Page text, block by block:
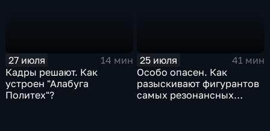
27 июля
14 мин
Кадры решают. Как
устроен "Алабуга
Политех"?
25 июля
41 мин
Особо опасен. Как
разыскивают фигурантов
самых резонансных